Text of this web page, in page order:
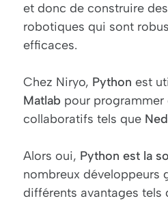
et donc de construire
robotiques qui sont
efficaces.
Chez Niryo, Python est
Matlab pour programmer
collaboratifs tels que
Alors oui, Python est la
nombreux développeurs
différents avantages tels